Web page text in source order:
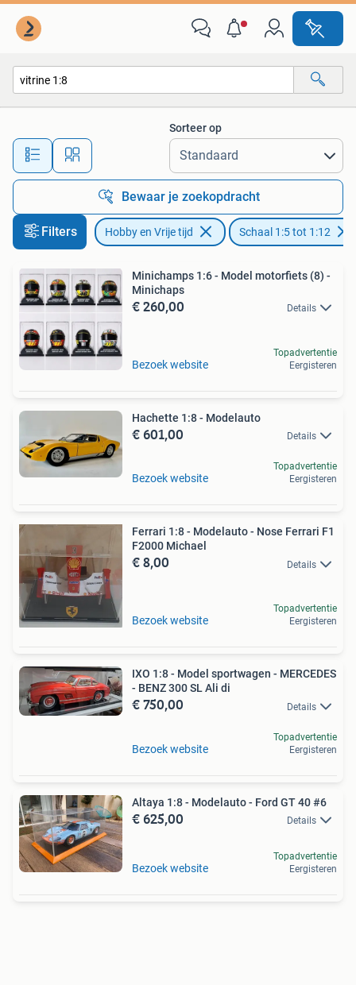
Alle afstanden…
Sorteer op
Bewaar je zoekopdracht
Filters Hobby en Vrije tijd Schaal 1:5 tot 1:12
Minichamps 1:6 - Model motorfiets (8) -
Minichaps
€ 260,00 Details
Bezoek website
Topadvertentie
Eergisteren
Hachette 1:8 - Modelauto
€ 601,00 Details
Bezoek website
Topadvertentie
Eergisteren
Ferrari 1:8 - Modelauto - Nose Ferrari F1
F2000 Michael
€ 8,00 Details
Bezoek website
Topadvertentie
Eergisteren
IXO 1:8 - Model sportwagen - MERCEDES
- BENZ 300 SL Ali di
€ 750,00 Details
Bezoek website
Topadvertentie
Eergisteren
Altaya 1:8 - Modelauto - Ford GT 40 #6
€ 625,00 Details
Bezoek website
Topadvertentie
Eergisteren